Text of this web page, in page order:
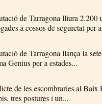
de Tarragona lliura 2.200
a cossos de seguretat per
de Tarragona llança la
Genius per a estades...
de les escombraries al Baix
tres postures i un...